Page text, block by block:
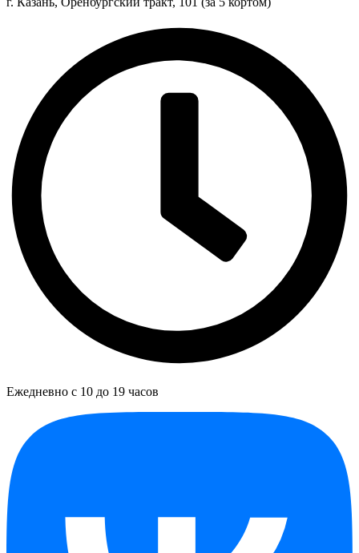
Ежедневно с 10 до 19 часов